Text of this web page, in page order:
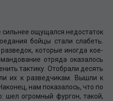
ощущался недостаток
бойцы стали слабеть.
которые иногда кое-
отряда оказалось
тактику. Отобрали десять
их к разведчикам. Вышли к
нам показалось, что по
шел огромный фургон, такой,